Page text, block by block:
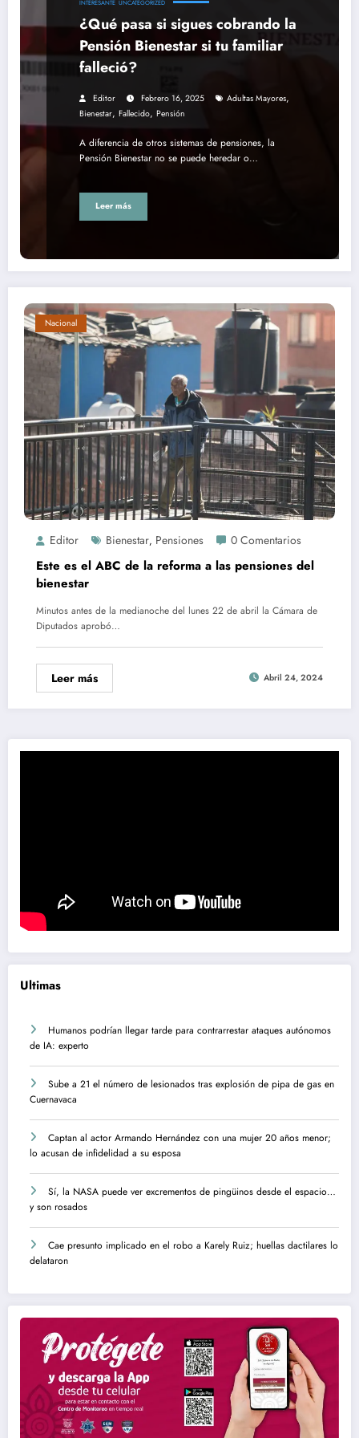
INTERESANTE UNCATEGORIZED
¿Qué pasa si sigues cobrando la
Pensión Bienestar si tu familiar
falleció?
Editor Febrero 16, 2025 Adultas Mayores,
Bienestar, Fallecido, Pensión
A diferencia de otros sistemas de pensiones, la
Pensión Bienestar no se puede heredar o…
Leer más
Nacional
Editor Bienestar, Pensiones 0 Comentarios
Este es el ABC de la reforma a las pensiones del
bienestar
Minutos antes de la medianoche del lunes 22 de abril la Cámara de
Diputados aprobó…
Leer más Abril 24, 2024
Ultimas
Humanos podrían llegar tarde para contrarrestar ataques autónomos
de IA: experto
Sube a 21 el número de lesionados tras explosión de pipa de gas en
Cuernavaca
Captan al actor Armando Hernández con una mujer 20 años menor;
lo acusan de infidelidad a su esposa
Sí, la NASA puede ver excrementos de pingüinos desde el espacio…
y son rosados
Cae presunto implicado en el robo a Karely Ruiz; huellas dactilares lo
delataron